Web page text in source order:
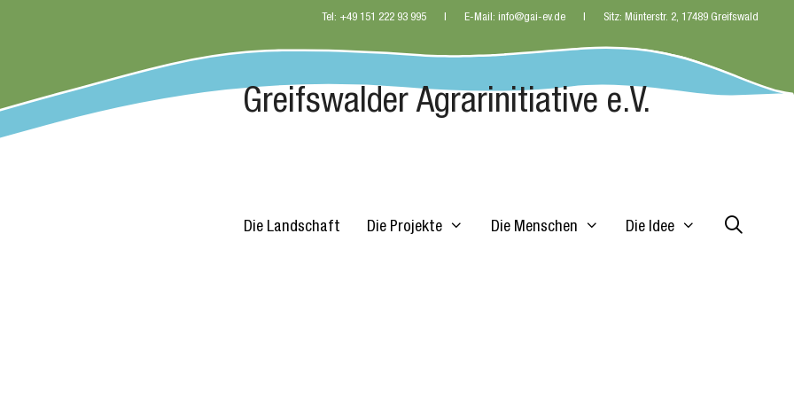
Tel: +49 151 222 93 995 E-Mail: info@gai-ev.de Sitz: Münterstr. 2, 17489 Greifswald
Greifswalder Agrarinitiative e.V.
Die Landschaft Die Projekte Die Menschen Die Idee